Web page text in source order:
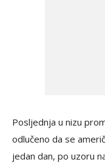
Posljednja u nizu
odlučeno da se
jedan dan, po uzoru